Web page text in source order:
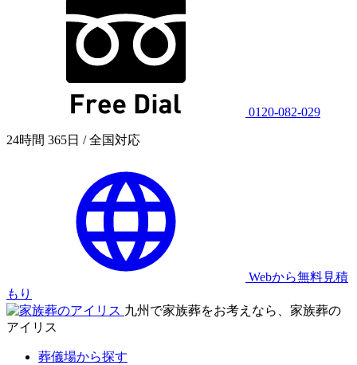
0120-082-029
24時間 365日 / 全国対応
Webから無料見積
もり
九州で家族葬をお考えなら、家族葬の
アイリス
葬儀場から探す